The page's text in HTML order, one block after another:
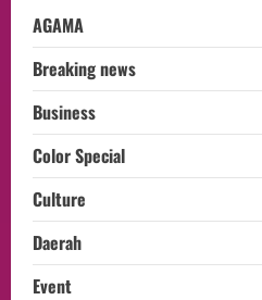
AGAMA
Breaking news
Business
Color Special
Culture
Daerah
Event